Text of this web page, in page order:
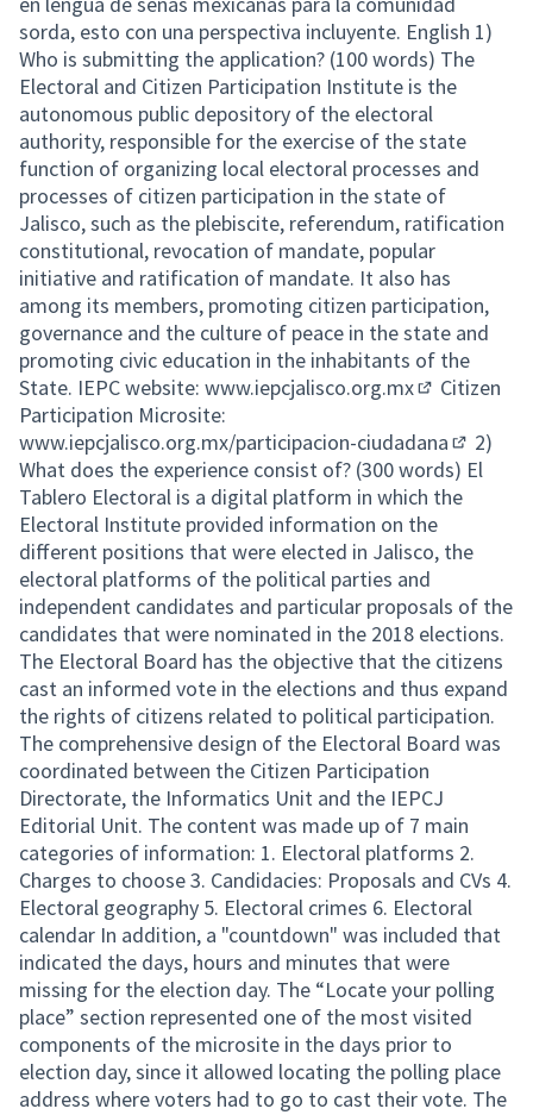
sorda, esto con una perspectiva incluyente. English 1)
Who is submitting the application? (100 words) The
Electoral and Citizen Participation Institute is the
autonomous public depository of the electoral
authority, responsible for the exercise of the state
function of organizing local electoral processes and
processes of citizen participation in the state of
Jalisco, such as the plebiscite, referendum, ratification
constitutional, revocation of mandate, popular
initiative and ratification of mandate. It also has
among its members, promoting citizen participation,
governance and the culture of peace in the state and
promoting civic education in the inhabitants of the
State. IEPC website: www.iepcjalisco.org.mx
Citizen
Participation Microsite:
www.iepcjalisco.org.mx/participacion-ciudadana
(Lien
2)
What does the experience consist of? (300 words) El
Tablero Electoral is a digital platform in which the
Electoral Institute provided information on the
different positions that were elected in Jalisco, the
electoral platforms of the political parties and
independent candidates and particular proposals of the
candidates that were nominated in the 2018 elections.
The Electoral Board has the objective that the citizens
cast an informed vote in the elections and thus expand
the rights of citizens related to political participation.
The comprehensive design of the Electoral Board was
coordinated between the Citizen Participation
Directorate, the Informatics Unit and the IEPCJ
Editorial Unit. The content was made up of 7 main
categories of information: 1. Electoral platforms 2.
Charges to choose 3. Candidacies: Proposals and CVs 4.
Electoral geography 5. Electoral crimes 6. Electoral
calendar In addition, a "countdown" was included that
indicated the days, hours and minutes that were
missing for the election day. The “Locate your polling
place” section represented one of the most visited
components of the microsite in the days prior to
election day, since it allowed locating the polling place
address where voters had to go to cast their vote. The